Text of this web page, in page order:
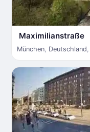
Maximilianstraße
München, Deutschland,